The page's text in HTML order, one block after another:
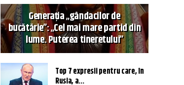
Generația „gândacilor de
bucătărie”: „Cel mai mare partid din
lume. Puterea tineretului”
Top 7 expresii pentru care, în
Rusia, a...